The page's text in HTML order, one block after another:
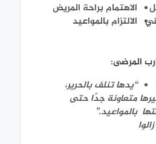
الاهتمام براحة المريض
الالتزام بالمواعيد
المرضى:
“يدها تنلف بالحرير،
متعاونة جدًا حتى
بالمواعيد.”